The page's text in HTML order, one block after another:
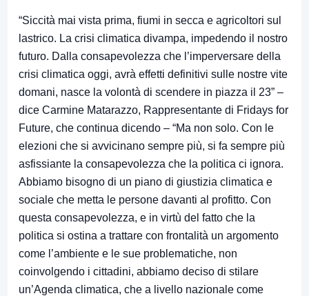
“Siccità mai vista prima, fiumi in secca e agricoltori sul
lastrico. La crisi climatica divampa, impedendo il nostro
futuro. Dalla consapevolezza che l’imperversare della
crisi climatica oggi, avrà effetti definitivi sulle nostre vite
domani, nasce la volontà di scendere in piazza il 23” –
dice Carmine Matarazzo, Rappresentante di Fridays for
Future, che continua dicendo – “Ma non solo. Con le
elezioni che si avvicinano sempre più, si fa sempre più
asfissiante la consapevolezza che la politica ci ignora.
Abbiamo bisogno di un piano di giustizia climatica e
sociale che metta le persone davanti al profitto. Con
questa consapevolezza, e in virtù del fatto che la
politica si ostina a trattare con frontalità un argomento
come l’ambiente e le sue problematiche, non
coinvolgendo i cittadini, abbiamo deciso di stilare
un’Agenda climatica, che a livello nazionale come